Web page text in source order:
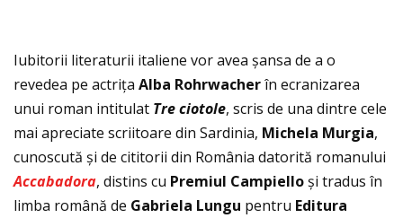
Iubitorii literaturii italiene vor avea șansa de a o
revedea pe actriţa Alba Rohrwacherîn ecranizarea
unui roman intitulat Tre ciotole, scris de una dintre cele
mai apreciate scriitoare din Sardinia, Michela Murgia,
cunoscută și de cititorii din România datorită romanului
Accabadora, distins cu Premiul Campielloși tradus în
limba română de Gabriela Lungu pentru Editura